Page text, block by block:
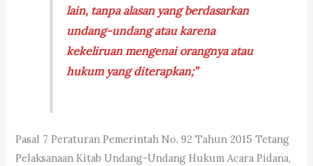
lain, tanpa alasan yang berdasarkan
undang-undang atau karena
kekeliruan mengenai orangnya atau
hukum yang diterapkan;”
Pasal 7 Peraturan Pemerintah No. 92 Tahun 2015 Tetang
Pelaksanaan Kitab Undang-Undang Hukum Acara Pidana,